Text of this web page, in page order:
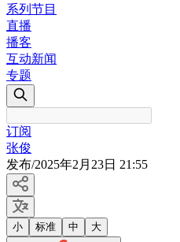
系列节目
直播
播客
互动新闻
专题
订阅
张俊
发布/2025年2月23日 21:55
小 标准 中 大